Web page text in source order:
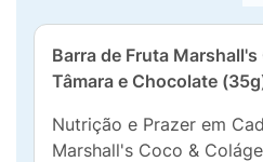
Barra de Fruta
Tâmara e Chocolate
Nutrição e Prazer em
Marshall's Coco &